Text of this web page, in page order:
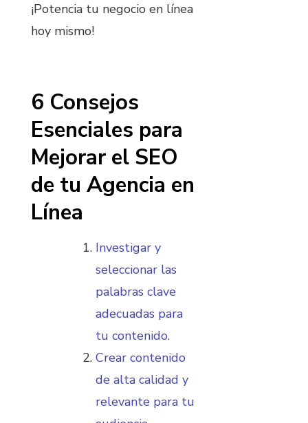
¡Potencia tu negocio en línea
hoy mismo!
6 Consejos
Esenciales para
Mejorar el SEO
de tu Agencia en
Línea
Investigar y
seleccionar las
palabras clave
adecuadas para
tu contenido.
Crear contenido
de alta calidad y
relevante para tu